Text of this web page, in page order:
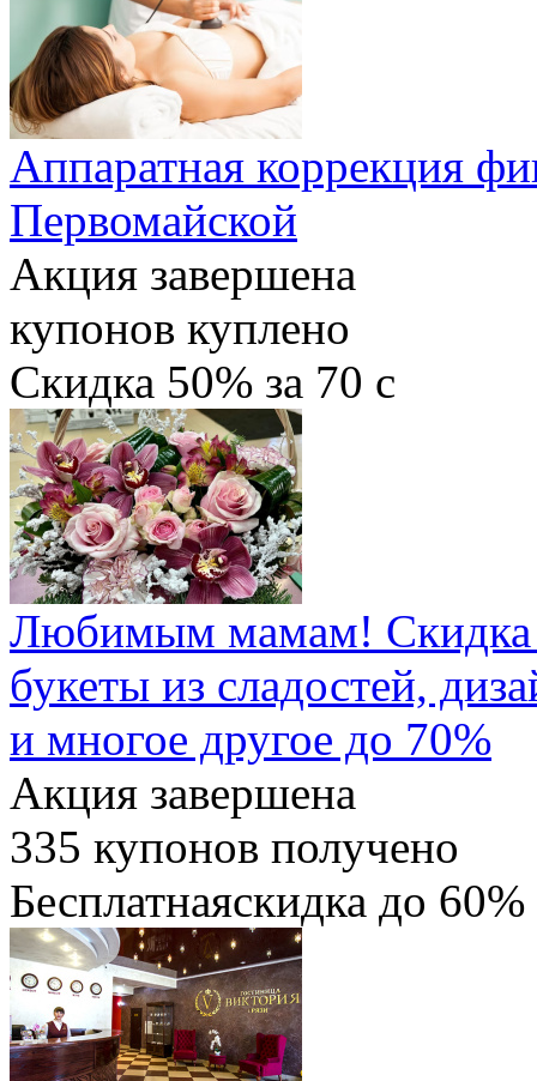
Аппаратная коррекция
Первомайской
Акция завершена
купонов куплено
Скидка 50% за 70 c
Любимым мамам! Скидка
букеты из сладостей,
и многое другое до 70%
Акция завершена
335 купонов получено
Бесплатнаяскидка до 60%